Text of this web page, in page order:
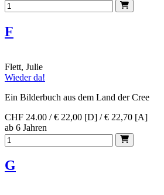
F
Flett, Julie
Wieder da!
Ein Bilderbuch aus dem Land der Cree
CHF 24.00 / € 22,00 [D] / € 22,70 [A]
ab 6 Jahren
G